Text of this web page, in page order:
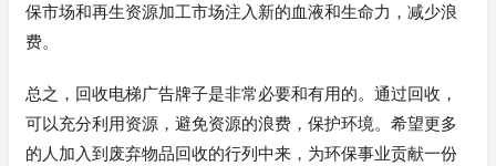
保市场和再生资源加工市场注入新的血液和生命力，减少浪
费。
总之，回收电梯广告牌子是非常必要和有用的。通过回收，
可以充分利用资源，避免资源的浪费，保护环境。希望更多
的人加入到废弃物品回收的行列中来，为环保事业贡献一份